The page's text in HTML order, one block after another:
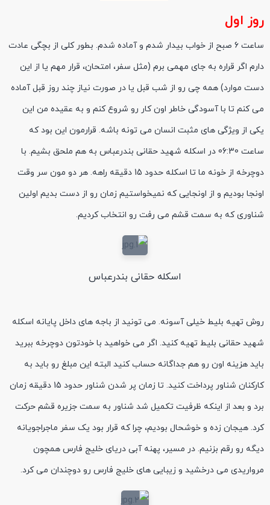
روز اول
ساعت 6 صبح از خواب بیدار شدم و آماده شدم. بطور کلی از بچگی عادت
دارم اگر قراره به جای مهمی برم (مثل سفر، امتحان، قرار مهم یا از این
دست موارد) همه چی رو از شب قبل یا در صورت نیاز چند روز قبل آماده
می کنم تا با آسودگی خاطر اون کار رو شروع کنم و به عقیده من این
یکی از ویژگی های مثبت انسان می تونه باشه. قرارمون این بود که
ساعت 06:30 در اسکله شهید حقانی بندرعباس به هم ملحق بشیم. با
دوچرخه از خونه ما تا اسکله حدود 15 دقیقه راهه. هر دو مون سر وقت
اونجا بودیم و از اونجایی که نمیخواستیم زمان رو از دست بدیم اولین
شناوری که به سمت قشم می رفت رو انتخاب کردیم.
اسکله حقانی بندرعباس
روش تهیه بلیط خیلی آسونه. می تونید از باجه های داخل پایانه اسکله
شهید حقانی بلیط تهیه کنید. اگر می خواهید با خودتون دوچرخه ببرید
باید هزینه اون رو هم جداگانه حساب کنید البته این مبلغ رو باید به
کارکنان شناور پرداخت کنید. تا زمان پر شدن شناور حدود 15 دقیقه زمان
برد و بعد از اینکه ظرفیت تکمیل شد شناور به سمت جزیره قشم حرکت
کرد. هیجان زده و خوشحال بودیم، چرا که قرار بود یک سفر ماجراجویانه
دیگه رو رقم بزنیم. در مسیر، پهنه آبی دریای خلیج فارس همچون
مرواریدی می درخشید و زیبایی های خلیج فارس رو دوچندان می کرد.